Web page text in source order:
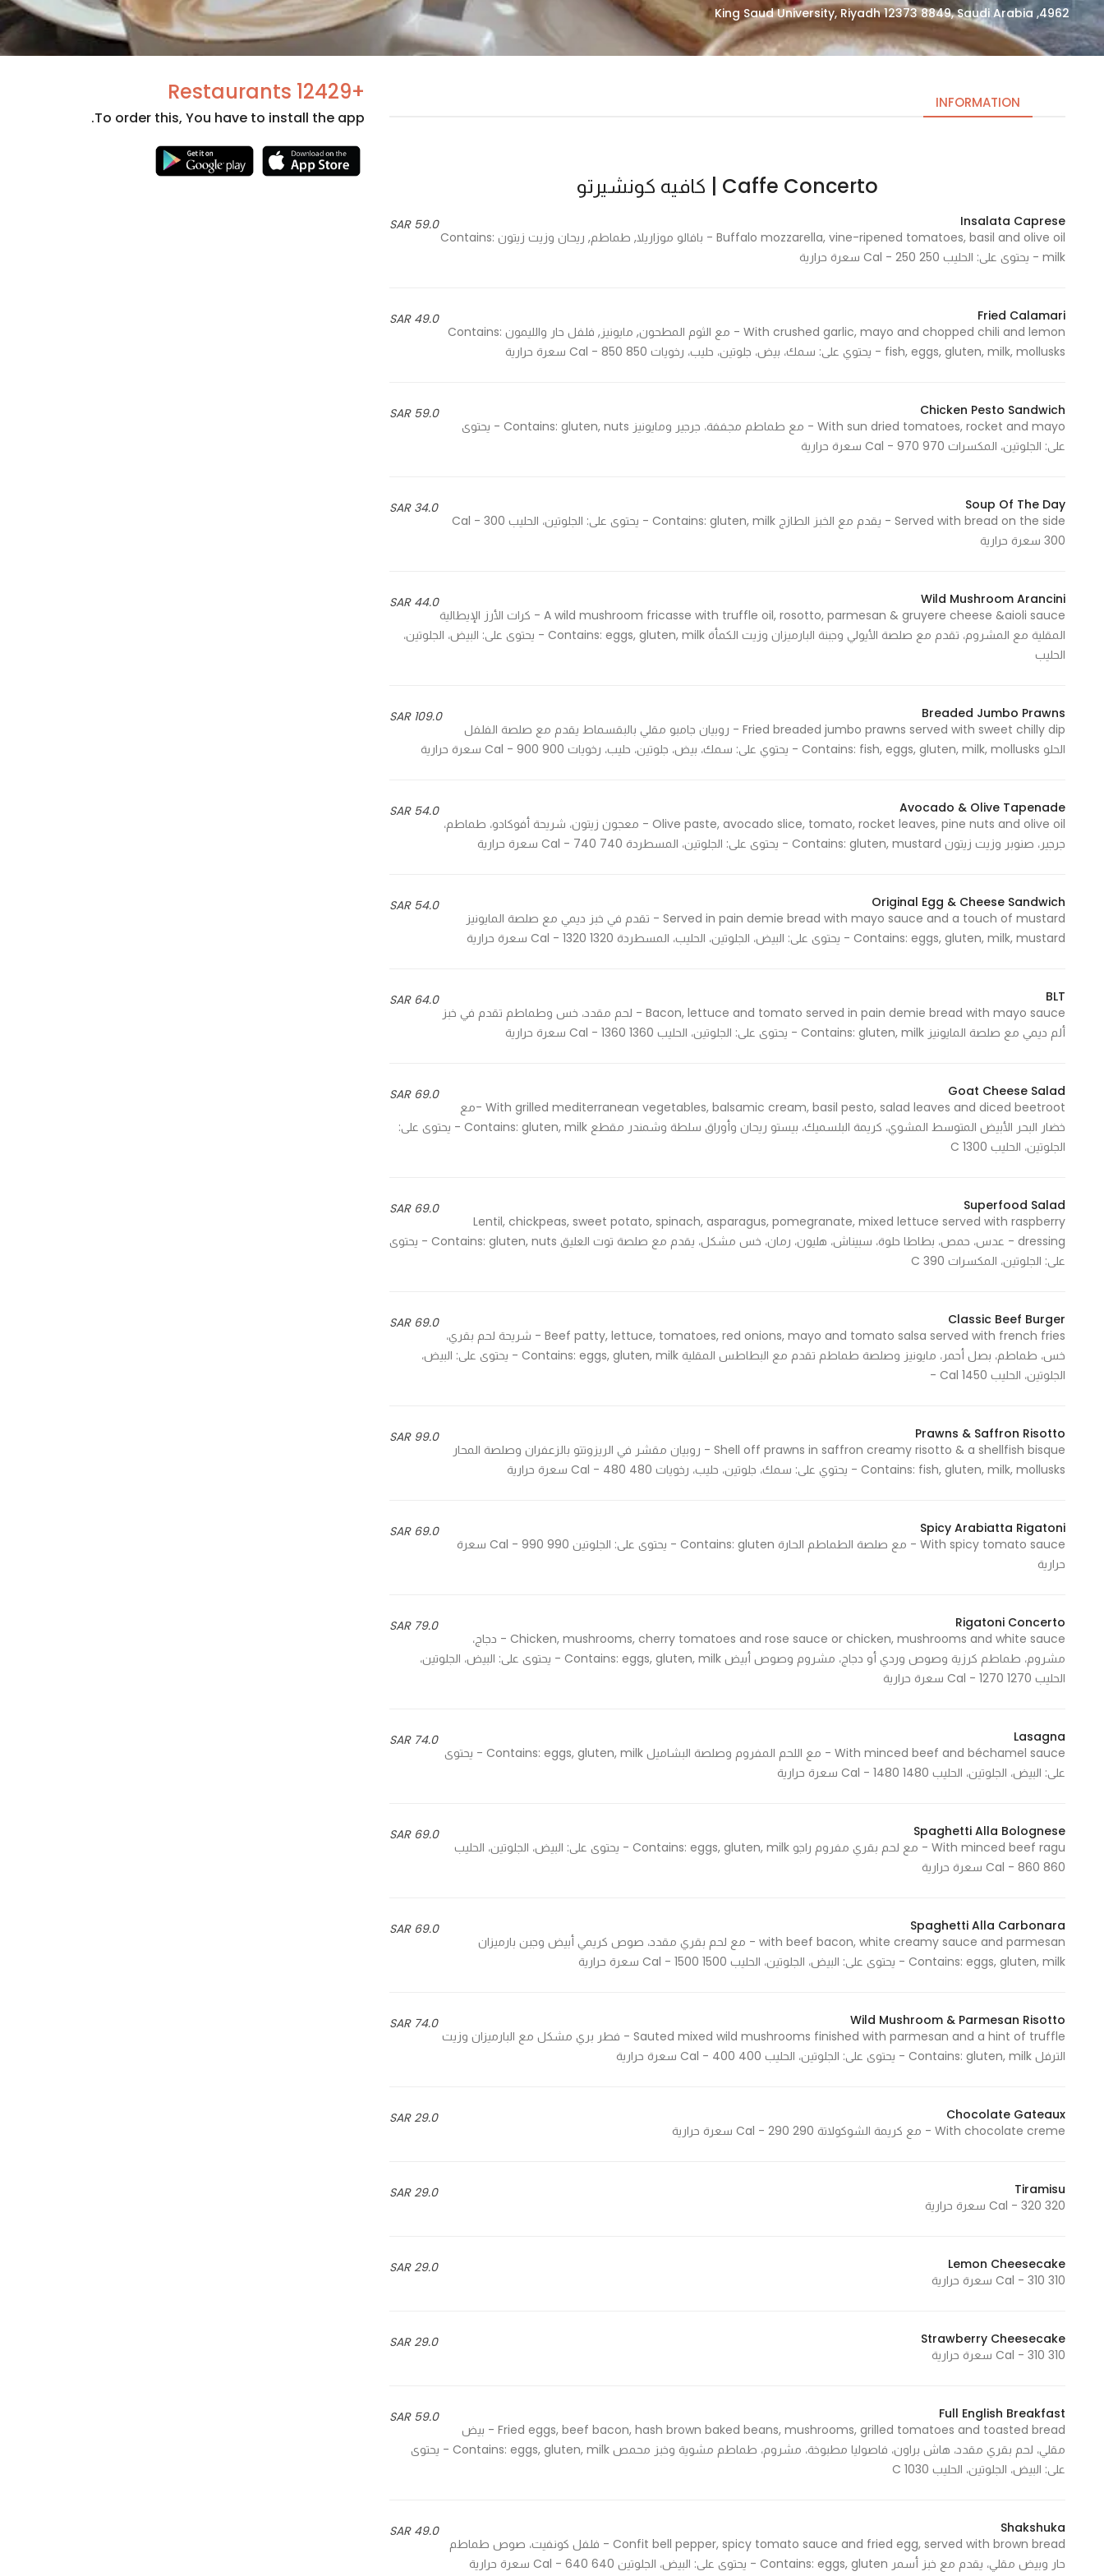
4962, King Saud University, Riyadh 12373 8849, Saudi Arabia
INFORMATION
Caffe Concerto | كافيه كونشيرتو
59.0 SAR
Insalata Caprese
Buffalo mozzarella, vine-ripened tomatoes, basil and olive oil - بافالو موزاريلا, طماطم, ريحان وزيت زيتون Contains:
milk - يحتوى على: الحليب 250 Cal - 250 سعرة حرارية
49.0 SAR
Fried Calamari
With crushed garlic, mayo and chopped chili and lemon - مع الثوم المطحون, مايونيز, فلفل حار والليمون Contains:
fish, eggs, gluten, milk, mollusks - يحتوي على: سمك، بيض، جلوتين، حليب، رخويات 850 Cal - 850 سعرة حرارية
59.0 SAR
Chicken Pesto Sandwich
With sun dried tomatoes, rocket and mayo - مع طماطم مجففة، جرجير ومايونيز Contains: gluten, nuts - يحتوى
على: الجلوتين، المكسرات 970 Cal - 970 سعرة حرارية
34.0 SAR
Soup Of The Day
Served with bread on the side - يقدم مع الخبز الطازج Contains: gluten, milk - يحتوى على: الجلوتين، الحليب 300 Cal -
300 سعرة حرارية
44.0 SAR
Wild Mushroom Arancini
A wild mushroom fricasse with truffle oil, rosotto, parmesan & gruyere cheese &aioli sauce - كرات الأرز الإيطالية
المقلية مع المشروم، تقدم مع صلصة الأيولي وجبنة البارميزان وزيت الكمأة Contains: eggs, gluten, milk - يحتوى على: البيض، الجلوتين،
الحليب
109.0 SAR
Breaded Jumbo Prawns
Fried breaded jumbo prawns served with sweet chilly dip - روبيان جامبو مقلي بالبقسماط يقدم مع صلصة الفلفل
الحلو Contains: fish, eggs, gluten, milk, mollusks - يحتوي على: سمك، بيض، جلوتين، حليب، رخويات 900 Cal - 900 سعرة حرارية
54.0 SAR
Avocado & Olive Tapenade
Olive paste, avocado slice, tomato, rocket leaves, pine nuts and olive oil - معجون زيتون، شريحة أفوكادو، طماطم،
جرجير، صنوبر وزيت زيتون Contains: gluten, mustard - يحتوى على: الجلوتين، المسطردة 740 Cal - 740 سعرة حرارية
54.0 SAR
Original Egg & Cheese Sandwich
Served in pain demie bread with mayo sauce and a touch of mustard - تقدم في خبز ديمي مع صلصة المايونيز
Contains: eggs, gluten, milk, mustard - يحتوى على: البيض، الجلوتين، الحليب، المسطردة 1320 Cal - 1320 سعرة حرارية
64.0 SAR
BLT
Bacon, lettuce and tomato served in pain demie bread with mayo sauce - لحم مقدد، خس وطماطم تقدم في خبز
ألم ديمي مع صلصة المايونيز Contains: gluten, milk - يحتوى على: الجلوتين، الحليب 1360 Cal - 1360 سعرة حرارية
69.0 SAR
Goat Cheese Salad
With grilled mediterranean vegetables, balsamic cream, basil pesto, salad leaves and diced beetroot -مع
خضار البحر الأبيض المتوسط المشوي، كريمة البلسميك، بيستو ريحان وأوراق سلطة وشمندر مقطع Contains: gluten, milk - يحتوى على:
الجلوتين، الحليب 1300 C
69.0 SAR
Superfood Salad
Lentil, chickpeas, sweet potato, spinach, asparagus, pomegranate, mixed lettuce served with raspberry
dressing - عدس، حمص، بطاطا حلوة، سبيناش، هليون، رمان، خس مشكل، يقدم مع صلصة توت العليق Contains: gluten, nuts - يحتوى
على: الجلوتين، المكسرات 390 C
69.0 SAR
Classic Beef Burger
Beef patty, lettuce, tomatoes, red onions, mayo and tomato salsa served with french fries - شريحة لحم بقري،
خس، طماطم، بصل أحمر، مايونيز وصلصة طماطم تقدم مع البطاطس المقلية Contains: eggs, gluten, milk - يحتوى على: البيض،
الجلوتين، الحليب 1450 Cal -
99.0 SAR
Prawns & Saffron Risotto
Shell off prawns in saffron creamy risotto & a shellfish bisque - روبيان مقشر في الريزوتتو بالزعفران وصلصة المحار
Contains: fish, gluten, milk, mollusks - يحتوي على: سمك، جلوتين، حليب، رخويات 480 Cal - 480 سعرة حرارية
69.0 SAR
Spicy Arabiatta Rigatoni
With spicy tomato sauce - مع صلصة الطماطم الحارة Contains: gluten - يحتوى على: الجلوتين 990 Cal - 990 سعرة
حرارية
79.0 SAR
Rigatoni Concerto
Chicken, mushrooms, cherry tomatoes and rose sauce or chicken, mushrooms and white sauce - دجاج،
مشروم، طماطم كرزية وصوص وردي أو دجاج، مشروم وصوص أبيض Contains: eggs, gluten, milk - يحتوى على: البيض، الجلوتين،
الحليب 1270 Cal - 1270 سعرة حرارية
74.0 SAR
Lasagna
With minced beef and béchamel sauce - مع اللحم المفروم وصلصة البشاميل Contains: eggs, gluten, milk - يحتوى
على: البيض، الجلوتين، الحليب 1480 Cal - 1480 سعرة حرارية
69.0 SAR
Spaghetti Alla Bolognese
With minced beef ragu - مع لحم بقري مفروم راجو Contains: eggs, gluten, milk - يحتوى على: البيض، الجلوتين، الحليب
860 Cal - 860 سعرة حرارية
69.0 SAR
Spaghetti Alla Carbonara
with beef bacon, white creamy sauce and parmesan - مع لحم بقري مقدد، صوص كريمي أبيض وجبن بارميزان
Contains: eggs, gluten, milk - يحتوى على: البيض، الجلوتين، الحليب 1500 Cal - 1500 سعرة حرارية
74.0 SAR
Wild Mushroom & Parmesan Risotto
Sauted mixed wild mushrooms finished with parmesan and a hint of truffle - فطر بري مشكل مع البارميزان وزيت
الترفل Contains: gluten, milk - يحتوى على: الجلوتين، الحليب 400 Cal - 400 سعرة حرارية
29.0 SAR
Chocolate Gateaux
With chocolate creme - مع كريمة الشوكولاتة 290 Cal - 290 سعرة حرارية
29.0 SAR
Tiramisu
320 Cal - 320 سعرة حرارية
29.0 SAR
Lemon Cheesecake
310 Cal - 310 سعرة حرارية
29.0 SAR
Strawberry Cheesecake
310 Cal - 310 سعرة حرارية
59.0 SAR
Full English Breakfast
Fried eggs, beef bacon, hash brown baked beans, mushrooms, grilled tomatoes and toasted bread - بيض
مقلي، لحم بقري مقدد، هاش براون، فاصوليا مطبوخة، مشروم، طماطم مشوية وخبز محمص Contains: eggs, gluten, milk - يحتوى
على: البيض، الجلوتين، الحليب 1030 C
49.0 SAR
Shakshuka
Confit bell pepper, spicy tomato sauce and fried egg, served with brown bread - فلفل كونفيت، صوص طماطم
حار وبيض مقلي، يقدم مع خبز أسمر Contains: eggs, gluten - يحتوى على: البيض، الجلوتين 640 Cal - 640 سعرة حرارية
+12429 Restaurants
To order this, You have to install the app.
cookies
are not
optional.
website to
Statistics
In order for
the
website's
functionality
based on
how the
website is
Experience
In order for
as well as
refuse
these
cookies,
disappear
from the
Marketing
By sharing
behavior as
you visit our
site, you
increase the
personalized